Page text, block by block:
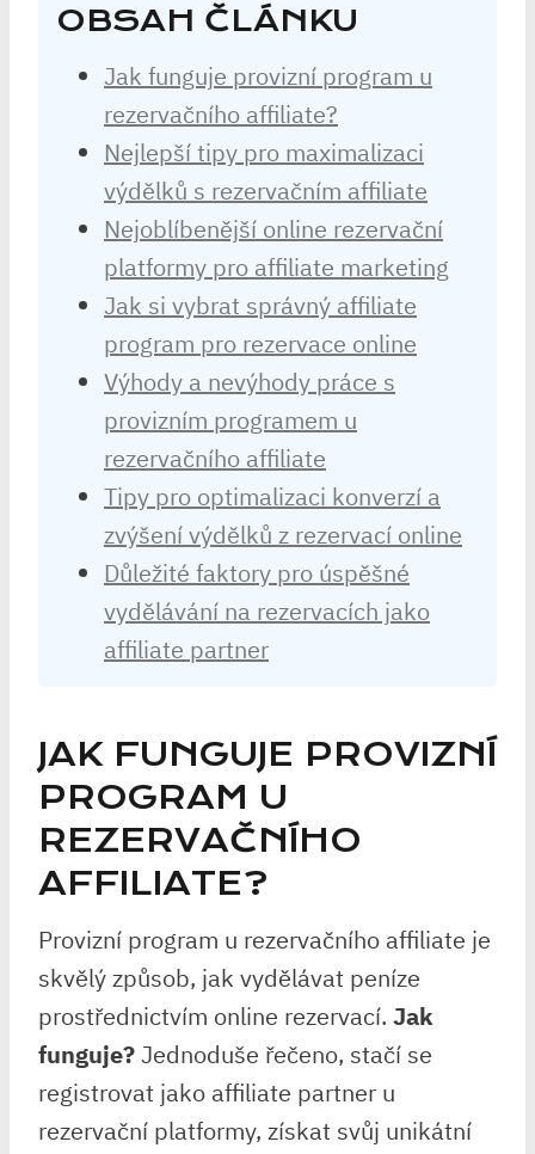
OBSAH ČLÁNKU
Jak funguje provizní program u
rezervačního affiliate?
Nejlepší tipy pro maximalizaci
výdělků s rezervačním affiliate
Nejoblíbenější online rezervační
platformy pro affiliate marketing
Jak si vybrat správný affiliate
program pro rezervace online
Výhody a nevýhody práce s
provizním programem u
rezervačního affiliate
Tipy pro optimalizaci konverzí a
zvýšení výdělků z rezervací online
Důležité faktory pro úspěšné
vydělávání na rezervacích jako
affiliate partner
JAK FUNGUJE PROVIZNÍ
PROGRAM U
REZERVAČNÍHO
AFFILIATE?
Provizní program u rezervačního affiliate je
skvělý způsob, jak vydělávat peníze
prostřednictvím online rezervací. Jak
funguje?Jednoduše řečeno, stačí se
registrovat jako affiliate partner u
rezervační platformy, získat svůj unikátní